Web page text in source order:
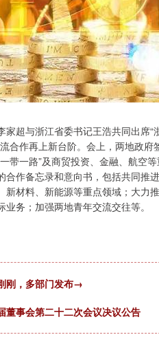
与浙江省委书记王浩共同出席“
合作再上新台阶。会上，两地政
带一路”及商贸投资、金融、航空
合作备忘录和意向书，包括共同推
新材料、新能源等重点领域；大力
务；加强两地青年交流交往等。
刚，多部门发布→
董事会第二十二次会议决议公告
19.16 0.49%